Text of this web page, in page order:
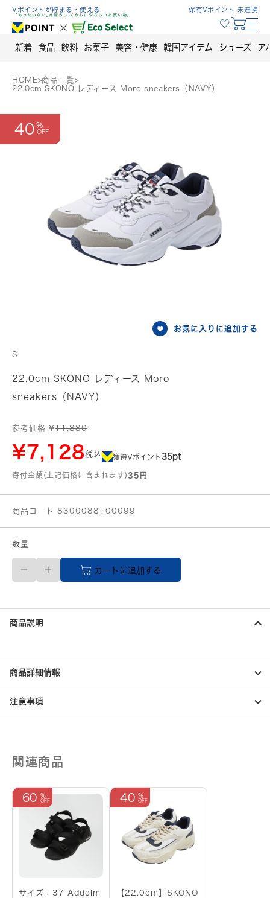
Skip
content
Vポイントが貯まる・使える 保有Vポイント 未連携
新着 食品 飲料 お菓子 美容・健康 韓国アイテム シューズ ア
HOME>商品一覧>
22.0cm SKONO レディース Moro sneakers（NAVY）
40
お気に入りに追加する
S
22.0cm SKONO レディース Moro
sneakers（NAVY）
参考価格 ¥11,880
¥7,128税込 獲得Vポイント35pt
寄付金額(上記価格に含まれます) 35円
商品コード 8300088100099
数量
22.0cm
SKONO
レ
ィ
ー
ス
個
カートに追加する
商品説明
商品詳細情報
注意事項
関連商品
60
サイズ：37 Addelm
40
【22.0cm】SKONO